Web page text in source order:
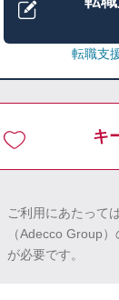
転職支
キ
ご利用にあたって
（Adecco Group
が必要です。